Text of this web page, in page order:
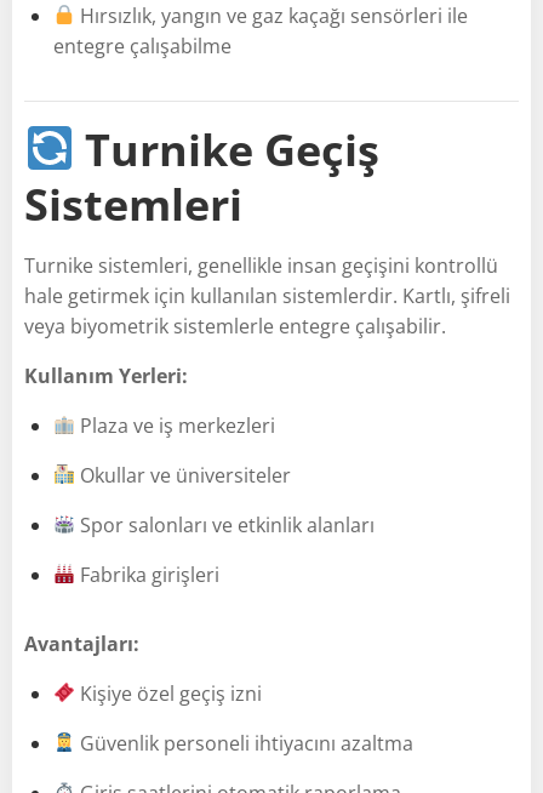
Hırsızlık, yangın ve gaz kaçağı sensörleri ile
entegre çalışabilme
Turnike Geçiş
Sistemleri
Turnike sistemleri, genellikle insan geçişini kontrollü
hale getirmek için kullanılan sistemlerdir. Kartlı, şifreli
veya biyometrik sistemlerle entegre çalışabilir.
Kullanım Yerleri:
Plaza ve iş merkezleri
Okullar ve üniversiteler
Spor salonları ve etkinlik alanları
Fabrika girişleri
Avantajları:
Kişiye özel geçiş izni
Güvenlik personeli ihtiyacını azaltma